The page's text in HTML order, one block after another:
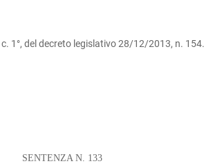
1°, del decreto legislativo 28/12/2013, n. 154.
SENTENZA N. 133